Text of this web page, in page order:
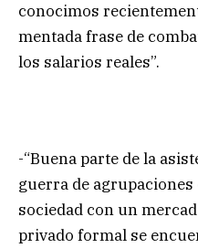
conocimos
mentada frase de
los salarios reales”.
-“Buena parte de la
guerra de agrupaciones
sociedad con un
privado formal se